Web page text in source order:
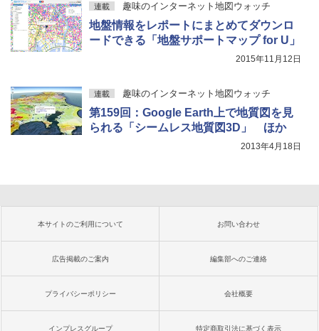
連載 趣味のインターネット地図ウォッチ
地盤情報をレポートにまとめてダウンロ
ードできる「地盤サポートマップ for U」
2015年11月12日
連載 趣味のインターネット地図ウォッチ
第159回：Google Earth上で地質図を見
られる「シームレス地質図3D」 ほか
2013年4月18日
本サイトのご利用について お問い合わせ
広告掲載のご案内 編集部へのご連絡
プライバシーポリシー 会社概要
インプレスグループ 特定商取引法に基づく表示